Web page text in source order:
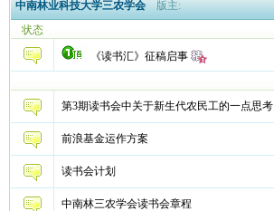
中南林业科技大学三农学会版主:
状态
《读书汇》征稿启事
第3期读书会中关于新生代农民工的一点思考
前浪基金运作方案
读书会计划
中南林三农学会读书会章程